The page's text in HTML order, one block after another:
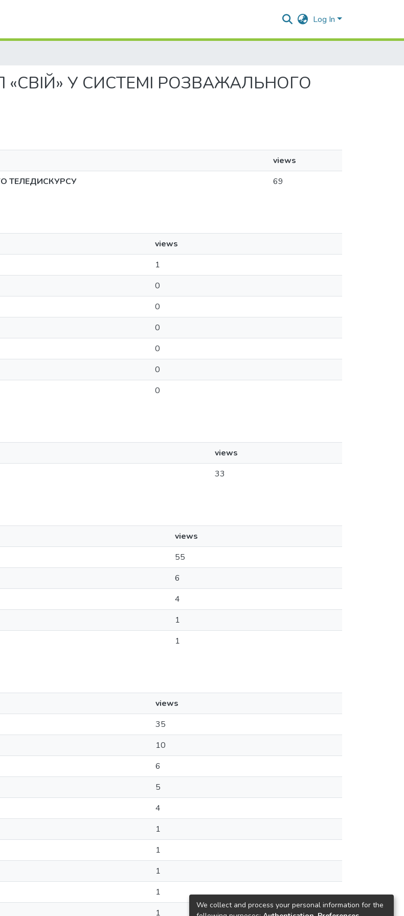
Log In
«СВІЙ» У СИСТЕМІ РОЗВАЖАЛЬНОГО
views
ТЕЛЕДИСКУРСУ
69
views
1
0
0
0
0
0
0
views
33
views
55
6
4
1
1
views
35
10
6
5
4
1
1
1
1
1
We collect and process your personal information for the